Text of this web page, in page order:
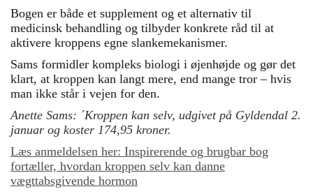
Bogen er både et supplement og et alternativ til
medicinsk behandling og tilbyder konkrete råd til at
aktivere kroppens egne slankemekanismer.
Sams formidler kompleks biologi i øjenhøjde og gør det
klart, at kroppen kan langt mere, end mange tror – hvis
man ikke står i vejen for den.
Anette Sams: ´Kroppen kan selv, udgivet på Gyldendal 2.
januar og koster 174,95 kroner.
Læs anmeldelsen her: Inspirerende og brugbar bog
fortæller, hvordan kroppen selv kan danne
vægttabsgivende hormon